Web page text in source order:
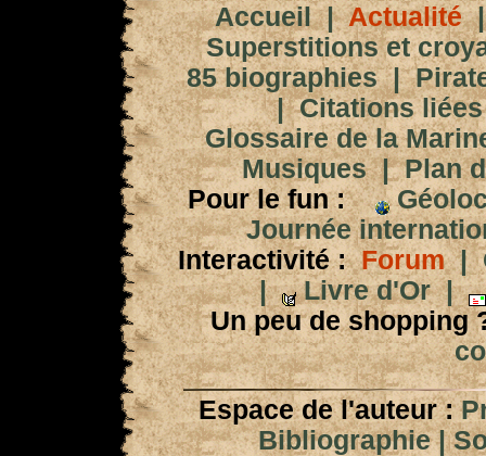
Accueil|Actualité
Superstitions et
85 biographies|
|Citations
Glossaire de la
Musiques|Plan
Pour le fun :
Journée
Interactivité : Forum|
|
Livre d'Or|
Un peu de shopping
Espace de l'auteur :
Bibliographie|